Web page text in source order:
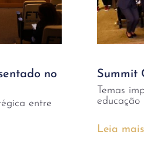
no
entre
Summit
Temas
educação
Leia mais